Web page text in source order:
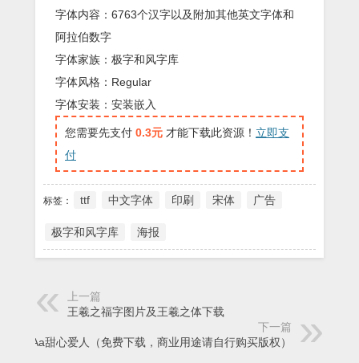
字体内容：6763个汉字以及附加其他英文字体和
阿拉伯数字
字体家族：极字和风字库
字体风格：Regular
字体安装：安装嵌入
您需要先支付 0.3元 才能下载此资源！ 立即支
付
标签： ttf 中文字体 印刷 宋体 广告
极字和风字库 海报
上一篇
王羲之福字图片及王羲之体下载
下一篇
Aa甜心爱人（免费下载，商业用途请自行购买版权）